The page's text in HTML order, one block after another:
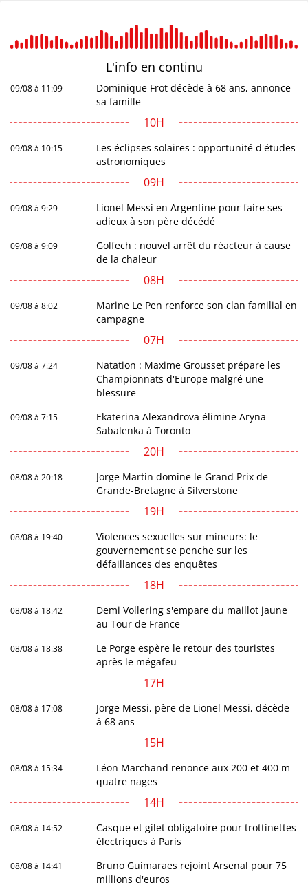
L'info en continu
09/08 à 11:09
Dominique Frot décède à 68 ans, annonce
sa famille
10H
09/08 à 10:15
Les éclipses solaires : opportunité d'études
astronomiques
09H
09/08 à 9:29
Lionel Messi en Argentine pour faire ses
adieux à son père décédé
09/08 à 9:09
Golfech : nouvel arrêt du réacteur à cause
de la chaleur
08H
09/08 à 8:02
Marine Le Pen renforce son clan familial en
campagne
07H
09/08 à 7:24
Natation : Maxime Grousset prépare les
Championnats d'Europe malgré une
blessure
09/08 à 7:15
Ekaterina Alexandrova élimine Aryna
Sabalenka à Toronto
20H
08/08 à 20:18
Jorge Martin domine le Grand Prix de
Grande-Bretagne à Silverstone
19H
08/08 à 19:40
Violences sexuelles sur mineurs: le
gouvernement se penche sur les
défaillances des enquêtes
18H
08/08 à 18:42
Demi Vollering s'empare du maillot jaune
au Tour de France
08/08 à 18:38
Le Porge espère le retour des touristes
après le mégafeu
17H
08/08 à 17:08
Jorge Messi, père de Lionel Messi, décède
à 68 ans
15H
08/08 à 15:34
Léon Marchand renonce aux 200 et 400 m
quatre nages
14H
08/08 à 14:52
Casque et gilet obligatoire pour trottinettes
électriques à Paris
08/08 à 14:41
Bruno Guimaraes rejoint Arsenal pour 75
millions d'euros